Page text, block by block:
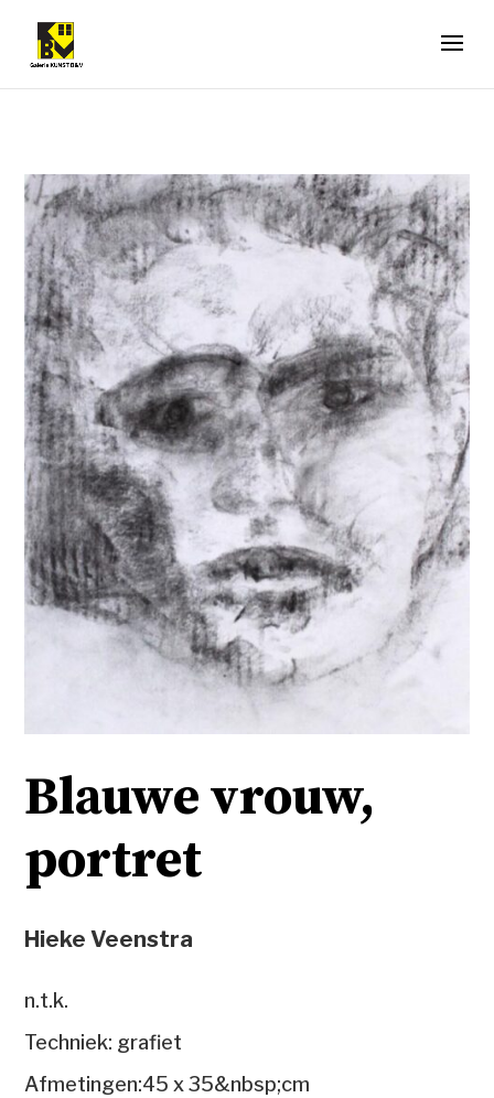
Blauwe vrouw,
portret
Hieke Veenstra
n.t.k.
Techniek: grafiet
Afmetingen:45 x 35&nbsp;cm